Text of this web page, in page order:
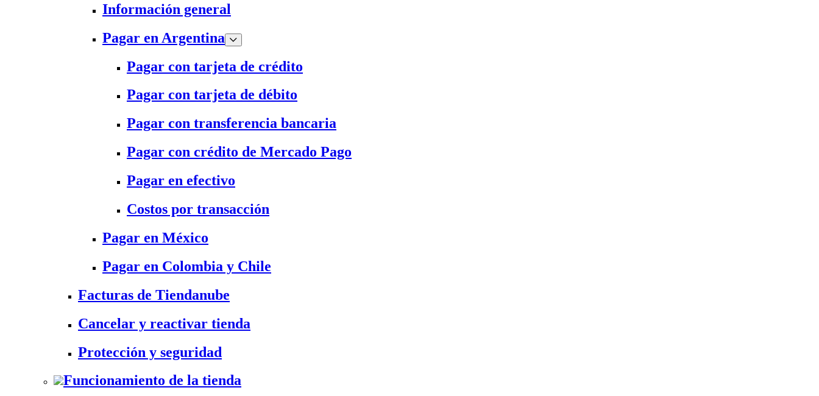
Información general
Pagar en Argentina
Pagar con tarjeta de crédito
Pagar con tarjeta de débito
Pagar con transferencia bancaria
Pagar con crédito de Mercado Pago
Pagar en efectivo
Costos por transacción
Pagar en México
Pagar en Colombia y Chile
Facturas de Tiendanube
Cancelar y reactivar tienda
Protección y seguridad
Funcionamiento de la tienda